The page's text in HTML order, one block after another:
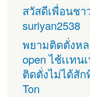
สวัสดีเพื่อนชา
suriyan2538
พยามติดตั่งห
open ไช้เเท
ติดตั่งไม่ได้สัก
Ton